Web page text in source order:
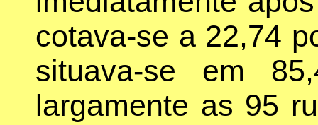
cotava-se a 22,74
situava-se em
largamente as 95